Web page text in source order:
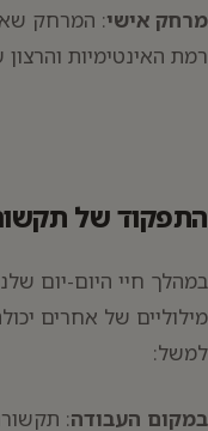
מרחק אישי: המרחק
רמת האינטימיות
התפקוד של
במהלך חיי היום-יום
מילוליים של אחרים
למשל:
במקום העבודה: